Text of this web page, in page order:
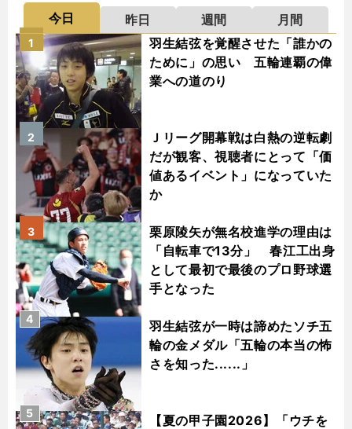
今日 昨日 週間
月間
羽生結弦を覚醒させた「誰かの
ために」の思い 五輪連覇の偉
業への道のり
1
Ｊリーグ開幕戦は白熱の逆転劇
だが観客、視聴者にとって「価
値あるイベント」になっていた
か
2
栗原陵矢が無名校進学の理由は
「自転車で13分」 春江工出身
として最初で最後のプロ野球選
手となった
3
羽生結弦が一時は諦めたソチ五
輪の金メダル「五輪の本当の怖
さを知った......」
4
【夏の甲子園2026】「ウチを
5